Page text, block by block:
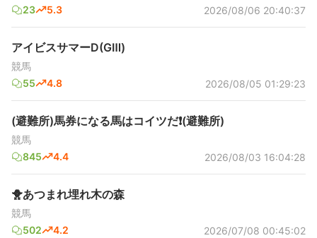
23
5.3 2026/08/06 20:40:37
アイビスサマーD(GⅢ)
競馬
55
4.8 2026/08/05 01:29:23
(避難所)馬券になる馬はコイツだ❗(避難所)
競馬
845
4.4 2026/08/03 16:04:28
🐥あつまれ埋れ木の森
競馬
502
4.2 2026/07/08 00:45:02